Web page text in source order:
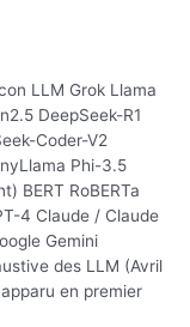
LLM Grok Llama
DeepSeek-R1
Coder-V2
Phi-3.5
BERT RoBERTa
4 Claude / Claude
Gemini
des LLM (Avril
en premier